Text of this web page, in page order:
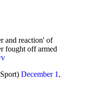
and reaction' of
fought off armed
December 1,